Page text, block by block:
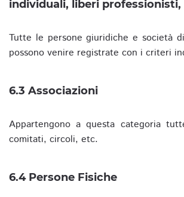
individuali, liberi professionisti,
Tutte le persone giuridiche e società
possono venire registrate con i criteri
6.3 Associazioni
Appartengono a questa categoria
comitati, circoli, etc.
6.4 Persone Fisiche